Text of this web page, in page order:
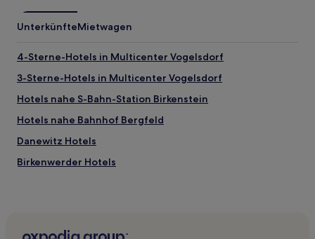
UnterkünfteMietwagen
4-Sterne-Hotels in Multicenter Vogelsdorf
3-Sterne-Hotels in Multicenter Vogelsdorf
Hotels nahe S-Bahn-Station Birkenstein
Hotels nahe Bahnhof Bergfeld
Danewitz Hotels
Birkenwerder Hotels